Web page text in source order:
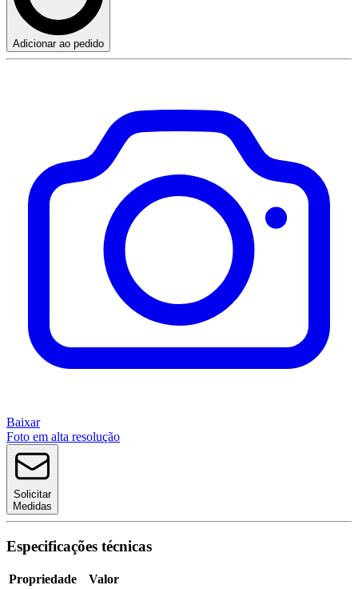
Adicionar ao pedido
Baixar
Foto em alta resolução
Solicitar
Medidas
Especificações técnicas
Propriedade Valor